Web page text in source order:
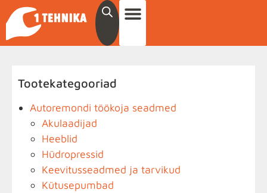
Tootekategooriad
Autoremondi töökoja seadmed
Akulaadijad
Heeblid
Hüdropressid
Keevitusseadmed ja tarvikud
Kütusepumbad